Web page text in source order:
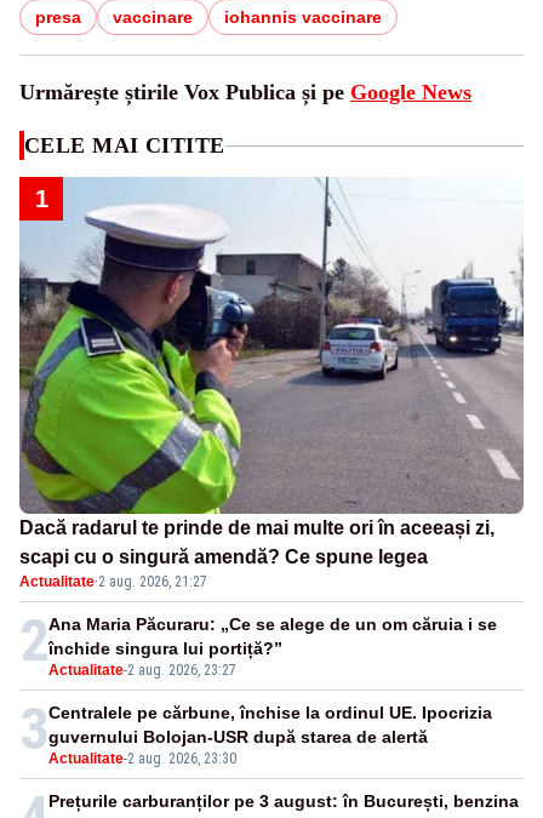
presa vaccinare iohannis vaccinare
Urmărește știrile Vox Publica și pe Google News
CELE MAI CITITE
1
Dacă radarul te prinde de mai multe ori în aceeași zi,
scapi cu o singură amendă? Ce spune legea
Actualitate·2 aug. 2026, 21:27
2Actualitate-2 aug. 2026, 23:27
Ana Maria Păcuraru: „Ce se alege de un om căruia i se
închide singura lui portiță?”
3Actualitate-2 aug. 2026, 23:30
Centralele pe cărbune, închise la ordinul UE. Ipocrizia
guvernului Bolojan-USR după starea de alertă
Prețurile carburanților pe 3 august: în București, benzina